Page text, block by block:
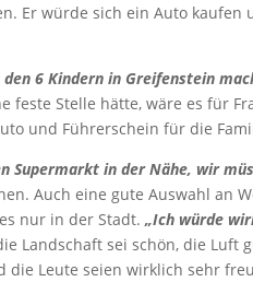
Er würde sich ein Auto
6 Kindern in Greifenstein
feste Stelle hätte, wäre es für
und Führerschein für die
Supermarkt in der Nähe, wir
Auch eine gute Auswahl an
nur in der Stadt. „Ich würde
Landschaft sei schön, die Luft
die Leute seien wirklich sehr